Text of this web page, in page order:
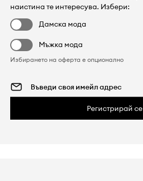
наистина те интересува. Избери:
Дамска мода
Мъжка мода
Избирането на оферта е опционално
Регистрирай се